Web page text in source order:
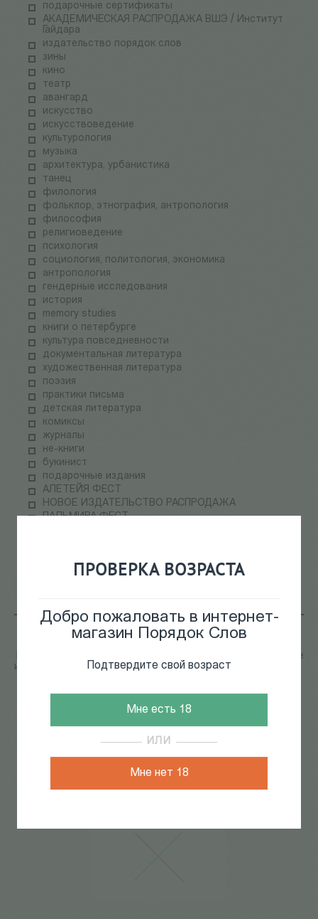
ПРОВЕРКА ВОЗРАСТА
Добро пожаловать в интернет-
магазин Порядок Слов
Подтвердите свой возраст
Мне есть 18
ИЛИ
Мне нет 18
подарочные сертификаты
АКАДЕМИЧЕСКАЯ РАСПРОДАЖА ВШЭ / Институт
Гайдара
издательство порядок слов
зины
кино
театр
авангард
искусство
искусствоведение
культурология
музыка
архитектура, урбанистика
танец
филология
фольклор, этнография, антропология
философия
религиоведение
психология
социология, политология, экономика
антропология
гендерные исследования
история
memory studies
книги о петербурге
культура повседневности
документальная литература
художественная литература
поэзия
практики письма
детская литература
комиксы
журналы
не-книги
букинист
подарочные издания
АЛЕТЕЙЯ ФЕСТ
НОВОЕ ИЗДАТЕЛЬСТВО РАСПРОДАЖА
ПАЛЬМИРА ФЕСТ
Высокое
искусство. Версия облегченная